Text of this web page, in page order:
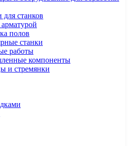
для станков
арматурой
полов
станки
работы
компоненты
и стремянки